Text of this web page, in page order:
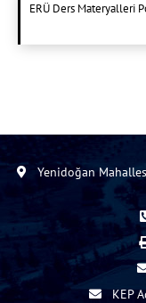
ERÜ Ders Materyalleri
Yenidoğan
KEP